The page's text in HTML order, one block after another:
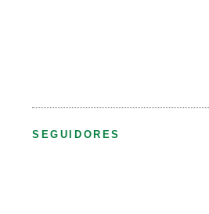
SEGUIDORES